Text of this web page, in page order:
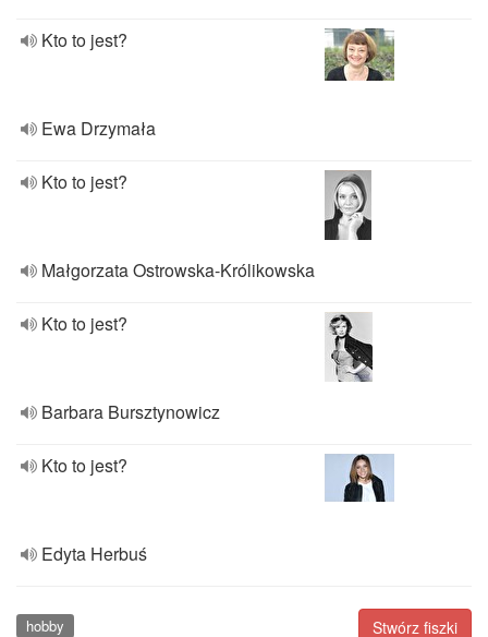
Kto to jest?
Ewa Drzymała
Kto to jest?
Małgorzata Ostrowska-Królikowska
Kto to jest?
Barbara Bursztynowicz
Kto to jest?
Edyta Herbuś
Stwórz fiszki
hobby